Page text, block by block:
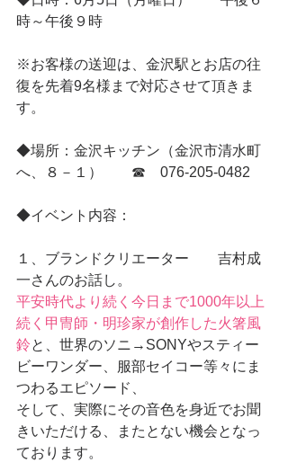
時～午後９時
※お客様の送迎は、金沢駅とお店の往
復を先着9名様まで対応させて頂きま
す。
◆場所：金沢キッチン（金沢市清水町
へ、８－１）　　☎　076-205-0482
◆イベント内容：
１、ブランドクリエーター　　吉村成
一さんのお話し。
平安時代より続く今日まで1000年以上
続く甲冑師・明珍家が創作した火箸風
鈴と、世界のソニ→SONYやスティー
ビーワンダー、服部セイコー等々にま
つわるエピソード、
そして、実際にその音色を身近でお聞
きいただける、またとない機会となっ
ております。